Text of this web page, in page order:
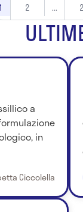
2 ...
a
in
Ciccolella